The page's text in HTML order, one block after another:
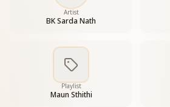
where the ego dissolves.
He is silence, He is silence —
Silence itself is Shiv Baba’s blessing.
Artist
BK Sarda Nath
Playlist
Maun Sthithi